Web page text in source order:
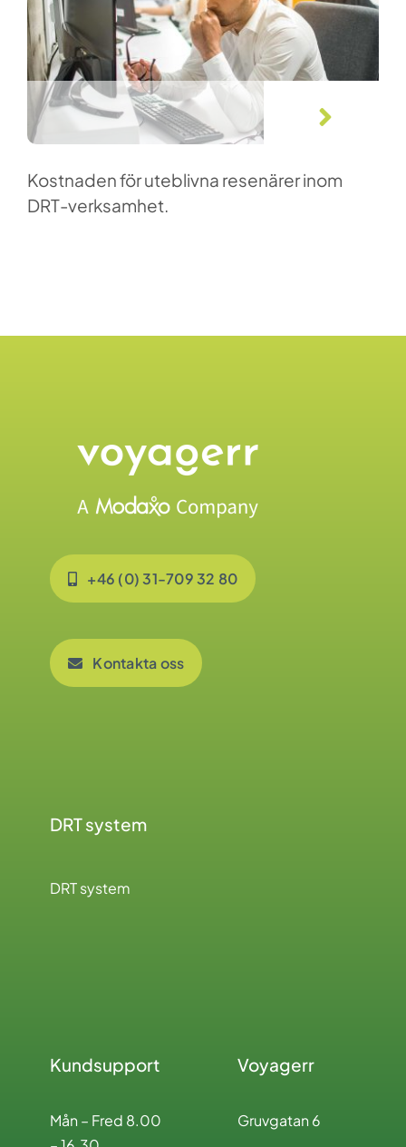
ARTIKLAR
Kostnaden för uteblivna resenärer inom
DRT-verksamhet.
+46 (0) 31-709 32 80
Kontakta oss
DRT system
DRT system
Kundsupport
Mån – Fred 8.00
Voyagerr
Gruvgatan 6